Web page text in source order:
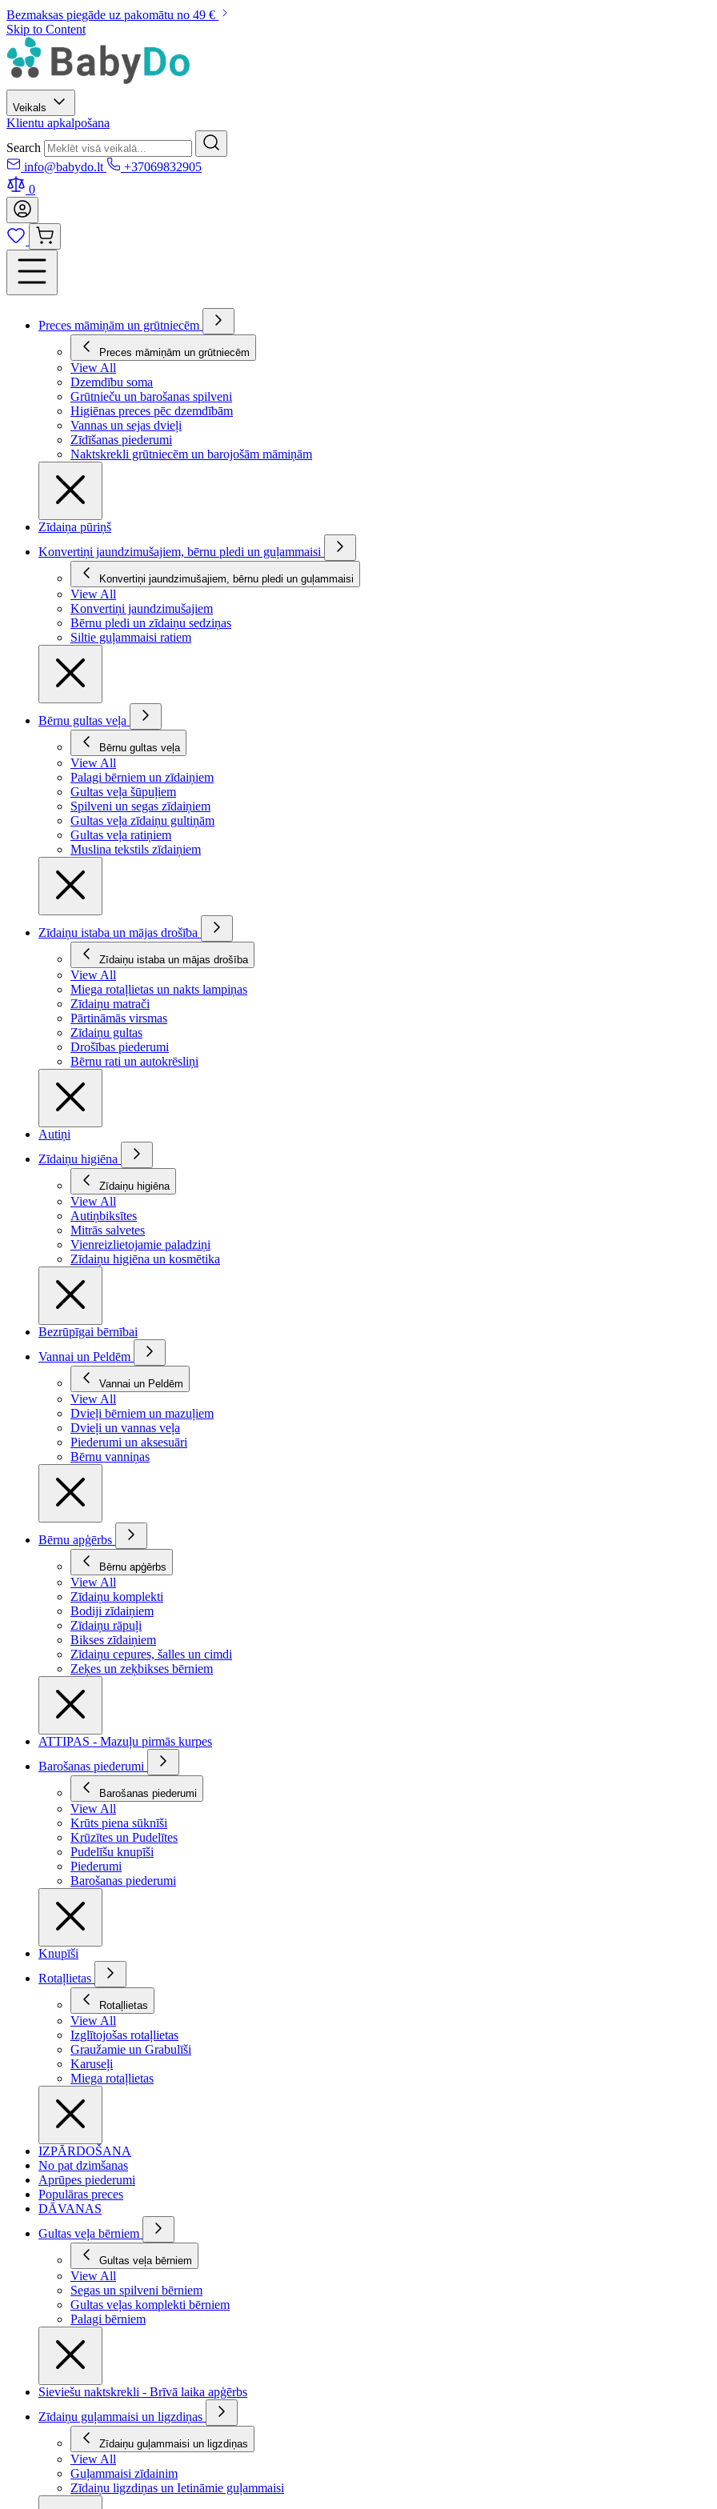
Bezmaksas piegāde uz pakomātu no 49 €
Skip to Content
Veikals
Klientu apkalpošana
Search
info@babydo.lt
+37069832905
0
Preces māmiņām un grūtniecēm
Preces māmiņām un grūtniecēm
View All
Dzemdību soma
Grūtnieču un barošanas spilveni
Higiēnas preces pēc dzemdībām
Vannas un sejas dvieļi
Zīdīšanas piederumi
Naktskrekli grūtniecēm un barojošām māmiņām
Zīdaiņa pūriņš
Konvertiņi jaundzimušajiem, bērnu pledi un guļammaisi
Konvertiņi jaundzimušajiem, bērnu pledi un guļammaisi
View All
Konvertiņi jaundzimušajiem
Bērnu pledi un zīdaiņu sedziņas
Siltie guļammaisi ratiem
Bērnu gultas veļa
Bērnu gultas veļa
View All
Palagi bērniem un zīdaiņiem
Gultas veļa šūpuļiem
Spilveni un segas zīdaiņiem
Gultas veļa zīdaiņu gultiņām
Gultas veļa ratiņiem
Muslina tekstils zīdaiņiem
Zīdaiņu istaba un mājas drošība
Zīdaiņu istaba un mājas drošība
View All
Miega rotaļlietas un nakts lampiņas
Zīdaiņu matrači
Pārtināmās virsmas
Zīdaiņu gultas
Drošības piederumi
Bērnu rati un autokrēsliņi
Autiņi
Zīdaiņu higiēna
Zīdaiņu higiēna
View All
Autiņbiksītes
Mitrās salvetes
Vienreizlietojamie paladziņi
Zīdaiņu higiēna un kosmētika
Bezrūpīgai bērnībai
Vannai un Peldēm
Vannai un Peldēm
View All
Dvieļi bērniem un mazuļiem
Dvieļi un vannas veļa
Piederumi un aksesuāri
Bērnu vanniņas
Bērnu apģērbs
Bērnu apģērbs
View All
Zīdaiņu komplekti
Bodiji zīdaiņiem
Zīdaiņu rāpuļi
Bikses zīdaiņiem
Zīdaiņu cepures, šalles un cimdi
Zeķes un zeķbikses bērniem
ATTIPAS - Mazuļu pirmās kurpes
Barošanas piederumi
Barošanas piederumi
View All
Krūts piena sūknīši
Krūzītes un Pudelītes
Pudelīšu knupīši
Piederumi
Barošanas piederumi
Knupīši
Rotaļlietas
Rotaļlietas
View All
Izglītojošas rotaļlietas
Graužamie un Grabulīši
Karuseļi
Miega rotaļlietas
IZPĀRDOŠANA
No pat dzimšanas
Aprūpes piederumi
Populāras preces
DĀVANAS
Gultas veļa bērniem
Gultas veļa bērniem
View All
Segas un spilveni bērniem
Gultas veļas komplekti bērniem
Palagi bērniem
Sieviešu naktskrekli - Brīvā laika apģērbs
Zīdaiņu guļammaisi un ligzdiņas
Zīdaiņu guļammaisi un ligzdiņas
View All
Guļammaisi zīdainim
Zīdaiņu ligzdiņas un Ietināmie guļammaisi